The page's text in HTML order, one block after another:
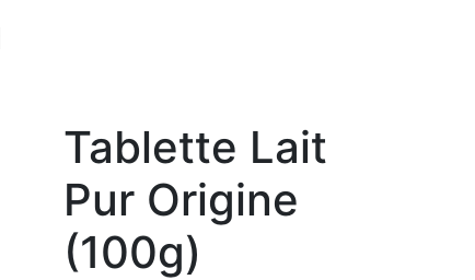
Tablette Lait
Pur Origine
(100g)